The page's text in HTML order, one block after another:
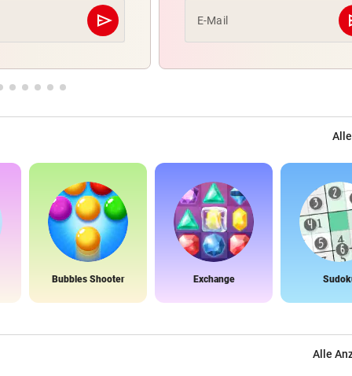
send
Abschicken E-Mail
Bubbles Shooter Exchange
Alle